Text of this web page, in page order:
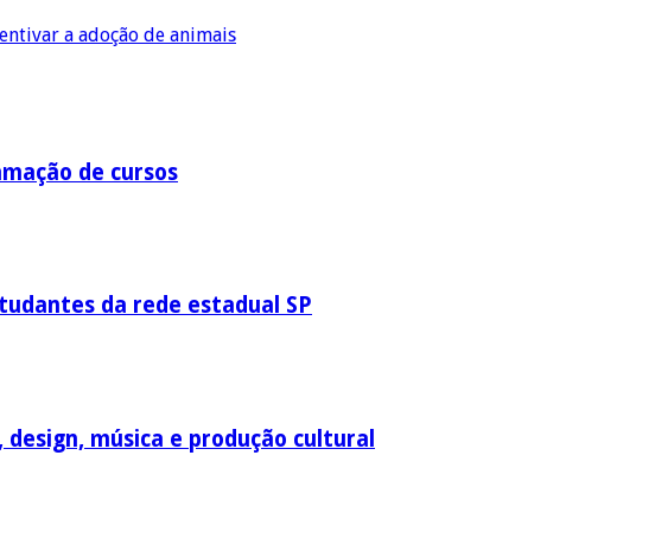
a adoção de animais
de cursos
da rede estadual SP
música e produção cultural